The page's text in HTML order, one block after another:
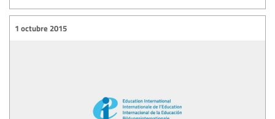
1 octubre 2015